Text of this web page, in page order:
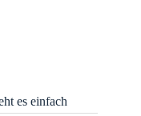
es einfach